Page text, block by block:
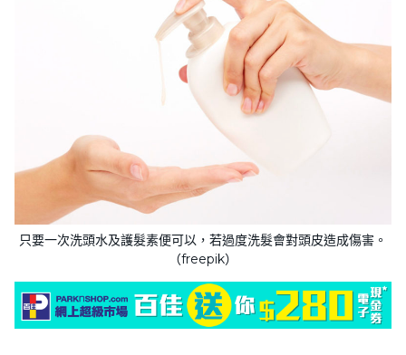
只要一次洗頭水及護髮素便可以，若過度洗髮會對頭皮造成傷害。
（freepik）